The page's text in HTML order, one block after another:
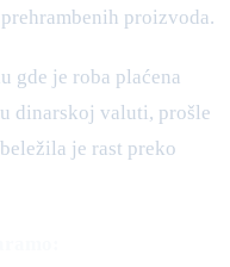
proizvoda.
gde je roba plaćena
dinarskoj valuti, prošle
je rast preko